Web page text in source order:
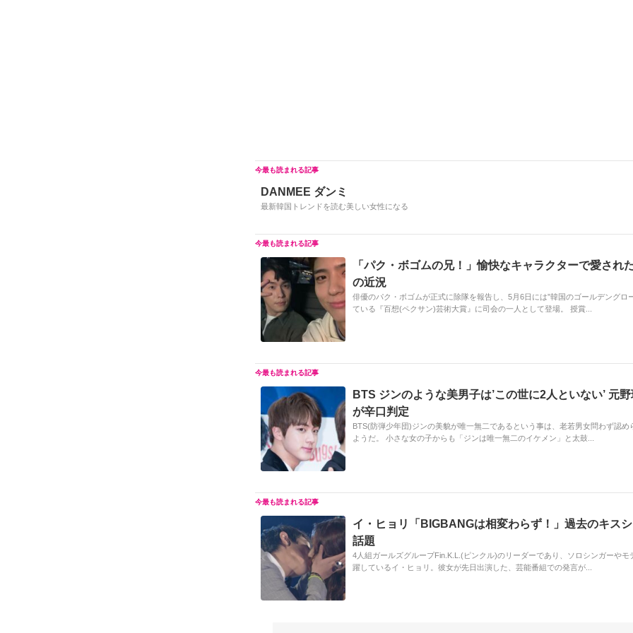
DANMEE ダンミ
最新韓国トレンドを読む美しい女性になる
「パク・ボゴムの兄！」愉快なキャラクターで愛され
の近況
俳優のパク・ボゴムが正式に除隊を報告し、5月6日には”韓国のゴールデングロ
ている『百想(ペクサン)芸術大賞』に司会の一人として登場。 授賞...
BTS ジンのような美男子は’この世に2人といない’ 元
が辛口判定
BTS(防弾少年団)ジンの美貌が唯一無二であるという事は、老若男女問わず認め
ようだ。 小さな女の子からも「ジンは唯一無二のイケメン」と太鼓...
イ・ヒョリ「BIGBANGは相変わらず！」過去のキス
話題
4人組ガールズグループFin.K.L.(ピンクル)のリーダーであり、ソロシンガーやモ
躍しているイ・ヒョリ。彼女が先日出演した、芸能番組での発言が...